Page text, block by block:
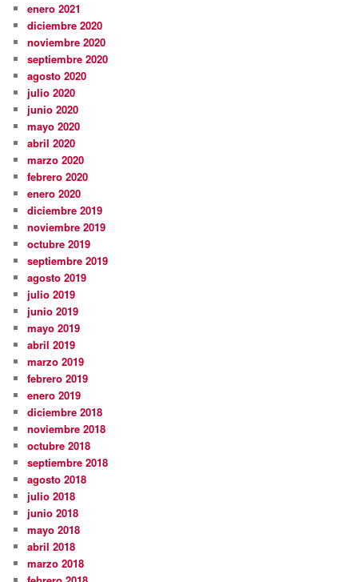
enero 2021
diciembre 2020
noviembre 2020
septiembre 2020
agosto 2020
julio 2020
junio 2020
mayo 2020
abril 2020
marzo 2020
febrero 2020
enero 2020
diciembre 2019
noviembre 2019
octubre 2019
septiembre 2019
agosto 2019
julio 2019
junio 2019
mayo 2019
abril 2019
marzo 2019
febrero 2019
enero 2019
diciembre 2018
noviembre 2018
octubre 2018
septiembre 2018
agosto 2018
julio 2018
junio 2018
mayo 2018
abril 2018
marzo 2018